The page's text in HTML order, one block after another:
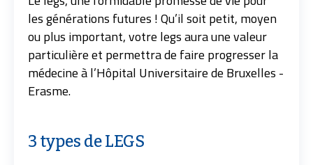
les générations futures ! Qu’il soit petit, moyen
ou plus important, votre legs aura une valeur
particulière et permettra de faire progresser la
médecine à l’Hôpital Universitaire de Bruxelles -
Erasme.
3 types de LEGS